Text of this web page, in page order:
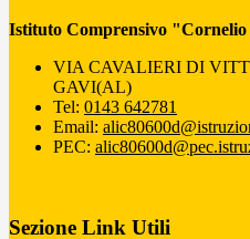
Istituto Comprensivo
VIA CAVALIERI DI
GAVI(AL)
Tel: 0143 642781
Email:
PEC:
Sezione Link Utili